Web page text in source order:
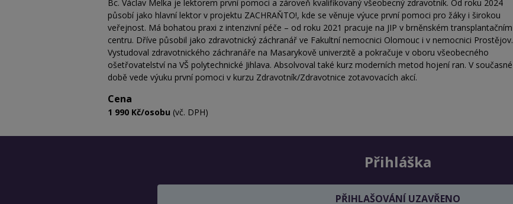
Bc. Václav Melka je lektorem první pomoci a zároveň kvalifikovaný všeobecný zdravotník. Od roku 2024
působí jako hlavní lektor v projektu ZACHRAŇTO!, kde se věnuje výuce první pomoci pro žáky i širokou
veřejnost. Má bohatou praxi z intenzivní péče – od roku 2021 pracuje na JIP v brněnském transplantačním
centru. Dříve působil jako zdravotnický záchranář ve Fakultní nemocnici Olomouc i v nemocnici Prostějov.
Vystudoval zdravotnického záchranáře na Masarykově univerzitě a pokračuje v oboru všeobecného
ošetřovatelství na VŠ polytechnické Jihlava. Absolvoval také kurz moderních metod hojení ran. V současné
době vede výuku první pomoci v kurzu Zdravotník/Zdravotnice zotavovacích akcí.
Cena
1 990 Kč/osobu (vč. DPH)
Přihláška
PŘIHLAŠOVÁNÍ UZAVŘENO